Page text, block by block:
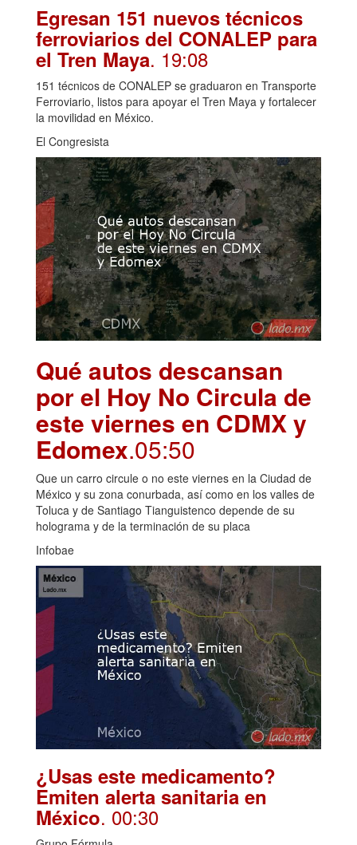
Egresan 151 nuevos técnicos
ferroviarios del CONALEP para
el Tren Maya. 19:08
151 técnicos de CONALEP se graduaron en Transporte
Ferroviario, listos para apoyar el Tren Maya y fortalecer
la movilidad en México.
El Congresista
Qué autos descansan
por el Hoy No Circula de
este viernes en CDMX y
Edomex.05:50
Que un carro circule o no este viernes en la Ciudad de
México y su zona conurbada, así como en los valles de
Toluca y de Santiago Tianguistenco depende de su
holograma y de la terminación de su placa
Infobae
¿Usas este medicamento?
Emiten alerta sanitaria en
México. 00:30